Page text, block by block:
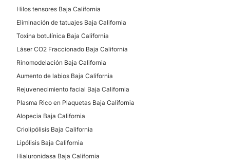
Hilos tensores Baja California
Eliminación de tatuajes Baja California
Toxina botulínica Baja California
Láser CO2 Fraccionado Baja California
Rinomodelación Baja California
Aumento de labios Baja California
Rejuvenecimiento facial Baja California
Plasma Rico en Plaquetas Baja California
Alopecia Baja California
Criolipólisis Baja California
Lipólisis Baja California
Hialuronidasa Baja California